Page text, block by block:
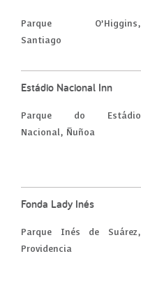
Parque O’Higgins,
Santiago
Estádio Nacional Inn
Parque do Estádio
Nacional, Ñuñoa
Fonda Lady Inés
Parque Inés de Suárez,
Providencia